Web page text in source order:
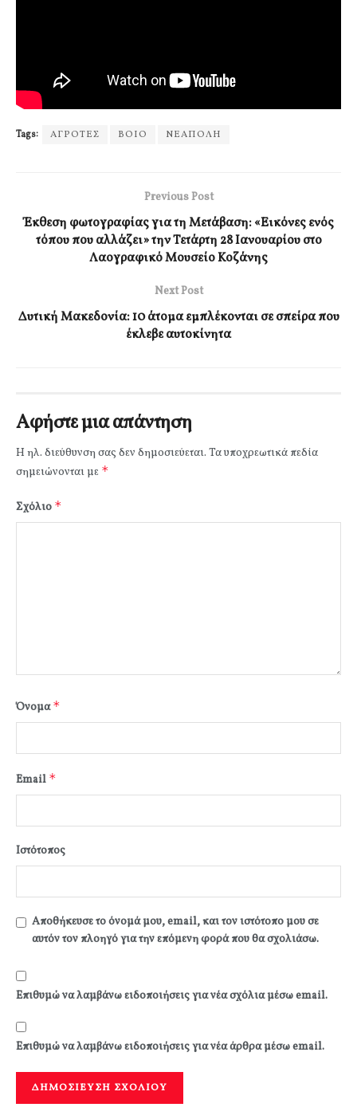
Tags: ΑΓΡΟΤΕΣ ΒΟΙΟ ΝΕΑΠΟΛΗ
Previous Post
Έκθεση φωτογραφίας για τη Μετάβαση: «Εικόνες ενός
τόπου που αλλάζει» την Τετάρτη 28 Ιανουαρίου στο
Λαογραφικό Μουσείο Κοζάνης
Next Post
Δυτική Μακεδονία: 10 άτομα εμπλέκονται σε σπείρα που
έκλεβε αυτοκίνητα
Αφήστε μια απάντηση
Η ηλ. διεύθυνση σας δεν δημοσιεύεται. Τα υποχρεωτικά πεδία
σημειώνονται με *
Σχόλιο *
Όνομα*
Email *
Ιστότοπος
Αποθήκευσε το όνομά μου, email, και τον ιστότοπο μου σε
αυτόν τον πλοηγό για την επόμενη φορά που θα σχολιάσω.
Επιθυμώ να λαμβάνω ειδοποιήσεις για νέα σχόλια μέσω email.
Επιθυμώ να λαμβάνω ειδοποιήσεις για νέα άρθρα μέσω email.